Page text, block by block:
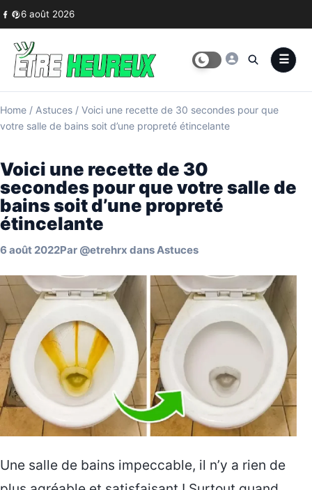
Skip to content
6 août 2026
Home / Astuces / Voici une recette de 30 secondes pour que
votre salle de bains soit d’une propreté étincelante
Voici une recette de 30
secondes pour que votre salle de
bains soit d’une propreté
étincelante
6 août 2022Par @etrehrx dansAstuces
Une salle de bains impeccable, il n’y a rien de